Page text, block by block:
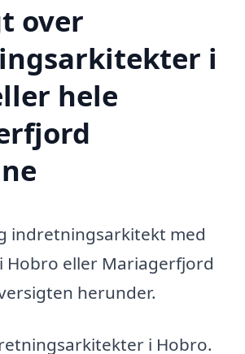
over
i
hele
indretningsarkitekt med
Hobro eller Mariagerfjord
herunder.
i Hobro.